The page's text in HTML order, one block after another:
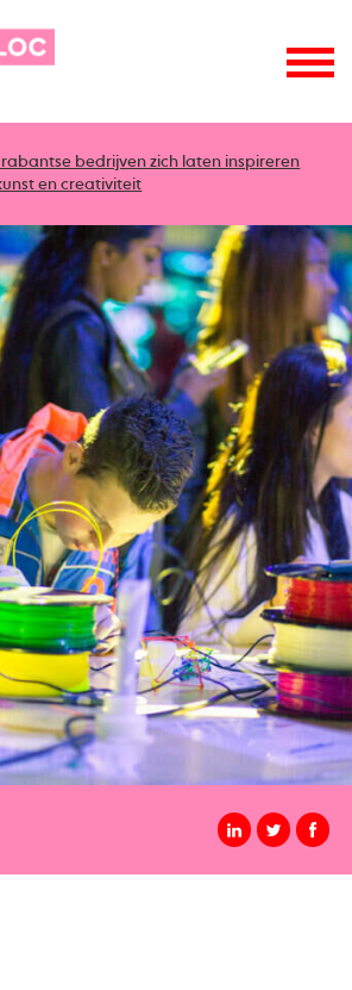
bedrijven zich laten inspireren
en creativiteit